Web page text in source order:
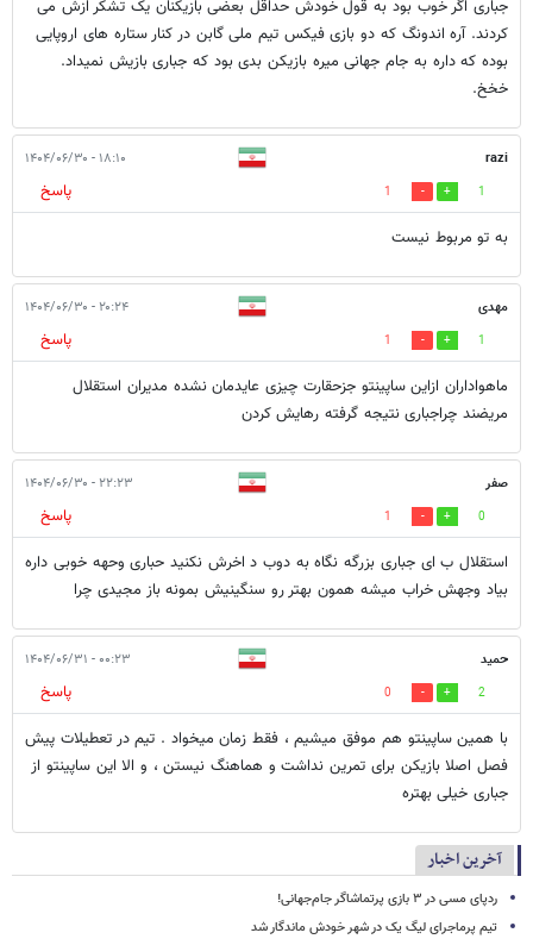
جباری اگر خوب بود به قول خودش حداقل بعضی بازیکنان یک تشکر ازش می
کردند. آره اندونگ که دو بازی فیکس تیم ملی گابن در کنار ستاره های اروپایی
بوده که داره به جام جهانی میره بازیکن بدی بود که جباری بازیش نمیداد.
خخخ.
razi ۱۸:۱۰ - ۱۴۰۴/۰۶/۳۰
1
1
پاسخ
به تو مربوط نیست
مهدی ۲۰:۲۴ - ۱۴۰۴/۰۶/۳۰
1
1
پاسخ
ماهواداران ازاین ساپینتو جزحقارت چیزی عایدمان نشده مدیران استقلال
مریضند چراجباری نتیجه گرفته رهایش کردن
صفر ۲۲:۲۳ - ۱۴۰۴/۰۶/۳۰
0
1
پاسخ
استقلال ب ای جباری بزرگه نگاه به دوب د اخرش نکنید حباری وحهه خوبی داره
بیاد وجهش خراب میشه همون بهتر رو سنگینیش بمونه باز مجیدی چرا
حمید ۰۰:۲۳ - ۱۴۰۴/۰۶/۳۱
2
0
پاسخ
با همین ساپینتو هم موفق میشیم ، فقط زمان میخواد . تیم در تعطیلات پیش
فصل اصلا بازیکن برای تمرین نداشت و هماهنگ نیستن ، و الا این ساپینتو از
جباری خیلی بهتره
آخرین اخبار
ردپای مسی در ۳ بازی پرتماشاگر جام‌جهانی!
تیم پرماجرای لیگ یک در شهر خودش ماندگار شد